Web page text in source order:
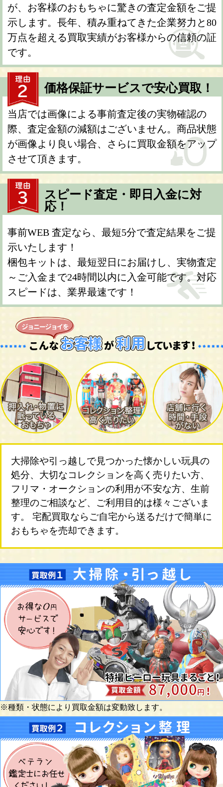
が、お客様のおもちゃに驚きの査定金額をご提
示します。長年、積み重ねてきた企業努力と80
万点を超える買取実績がお客様からの信頼の証
です。
価格保証サービスで安心買取！
当店では画像による事前査定後の実物確認の
際、査定金額の減額はございません。商品状態
が画像より良い場合、さらに買取金額をアップ
させて頂きます。
スピード査定・即日入金に対
応！
事前WEB 査定なら、最短5分で査定結果をご提
示いたします！
梱包キットは、最短翌日にお届けし、実物査定
～ご入金まで24時間以内に入金可能です。対応
スピードは、業界最速です！
大掃除や引っ越しで見つかった懐かしい玩具の
処分、大切なコレクションを高く売りたい方、
フリマ・オークションの利用が不安な方、生前
整理のご相談など、ご利用目的は様々ございま
す。 宅配買取ならご自宅から送るだけで簡単に
おもちゃを売却できます。
※種類・状態により買取金額は変動致します。